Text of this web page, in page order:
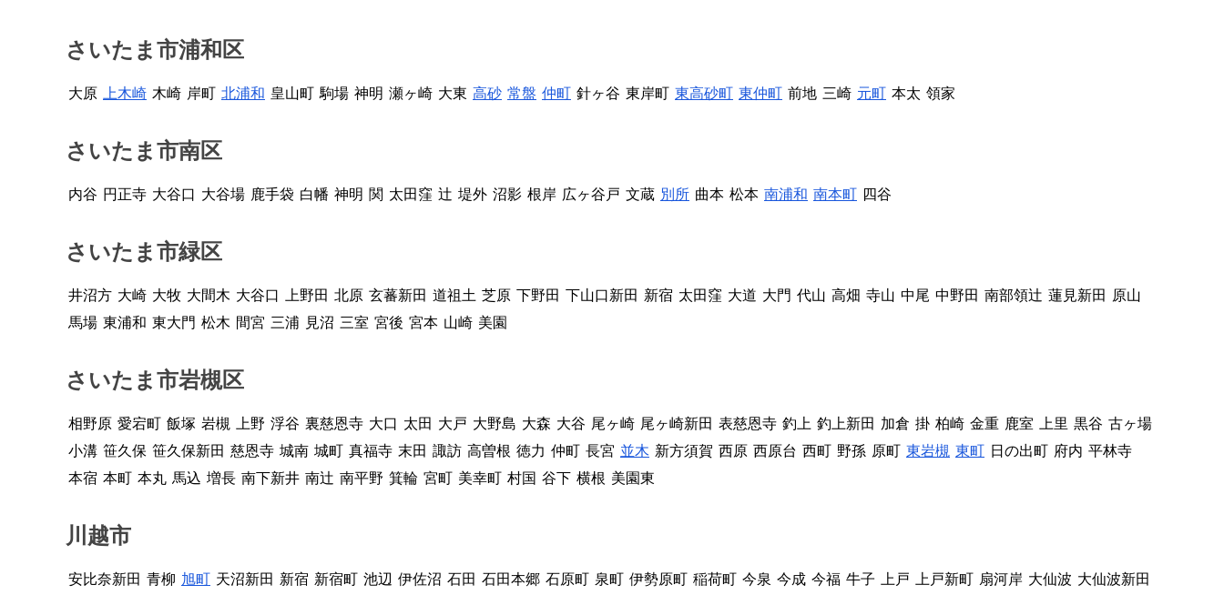
さいたま市浦和区
大原 上木崎 木崎 岸町 北浦和 皇山町 駒場 神明 瀬ヶ崎 大東 高砂 常盤 仲町 針ヶ谷 東岸町 東高砂町 東仲町 前地 三崎 元町 本太 領家
さいたま市南区
内谷 円正寺 大谷口 大谷場 鹿手袋 白幡 神明 関 太田窪 辻 堤外 沼影 根岸 広ヶ谷戸 文蔵 別所 曲本 松本 南浦和 南本町 四谷
さいたま市緑区
井沼方 大崎 大牧 大間木 大谷口 上野田 北原 玄蕃新田 道祖土 芝原 下野田 下山口新田 新宿 太田窪 大道 大門 代山 高畑 寺山 中尾 中野田 南部領辻 蓮見新田 原山
馬場 東浦和 東大門 松木 間宮 三浦 見沼 三室 宮後 宮本 山崎 美園
さいたま市岩槻区
相野原 愛宕町 飯塚 岩槻 上野 浮谷 裏慈恩寺 大口 太田 大戸 大野島 大森 大谷 尾ヶ崎 尾ヶ崎新田 表慈恩寺 釣上 釣上新田 加倉 掛 柏崎 金重 鹿室 上里 黒谷 古ヶ場
小溝 笹久保 笹久保新田 慈恩寺 城南 城町 真福寺 末田 諏訪 高曽根 徳力 仲町 長宮 並木 新方須賀 西原 西原台 西町 野孫 原町 東岩槻 東町 日の出町 府内 平林寺
本宿 本町 本丸 馬込 増長 南下新井 南辻 南平野 箕輪 宮町 美幸町 村国 谷下 横根 美園東
川越市
安比奈新田 青柳 旭町 天沼新田 新宿 新宿町 池辺 伊佐沼 石田 石田本郷 石原町 泉町 伊勢原町 稲荷町 今泉 今成 今福 牛子 上戸 上戸新町 扇河岸 大仙波 大仙波新田